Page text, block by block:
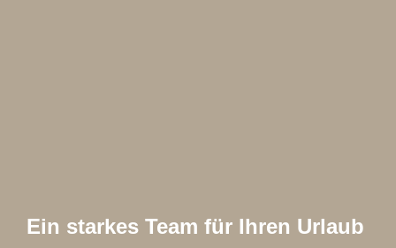
Ein starkes Team für Ihren Urlaub